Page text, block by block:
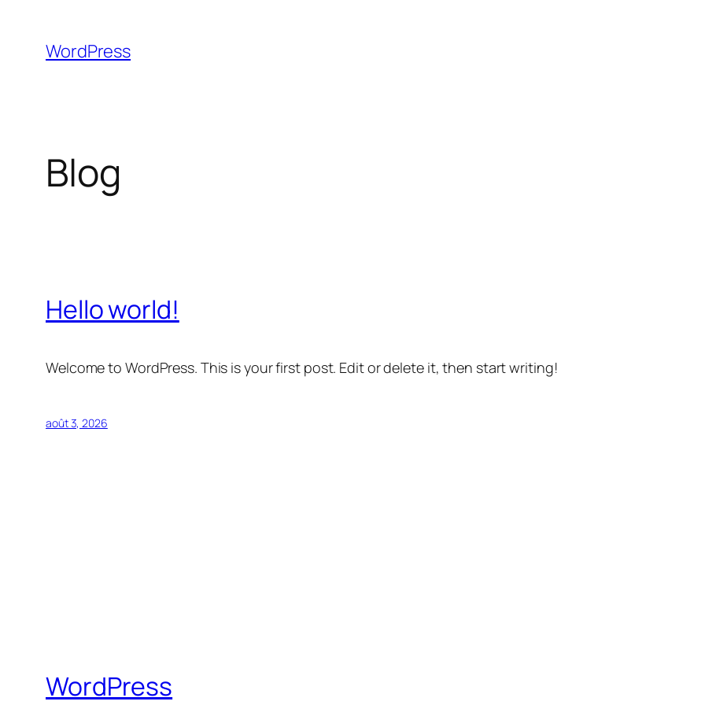
contenu
WordPress
Blog
Hello world!
Welcome to WordPress. This is your first post. Edit or delete it, then start writing!
août 3, 2026
WordPress